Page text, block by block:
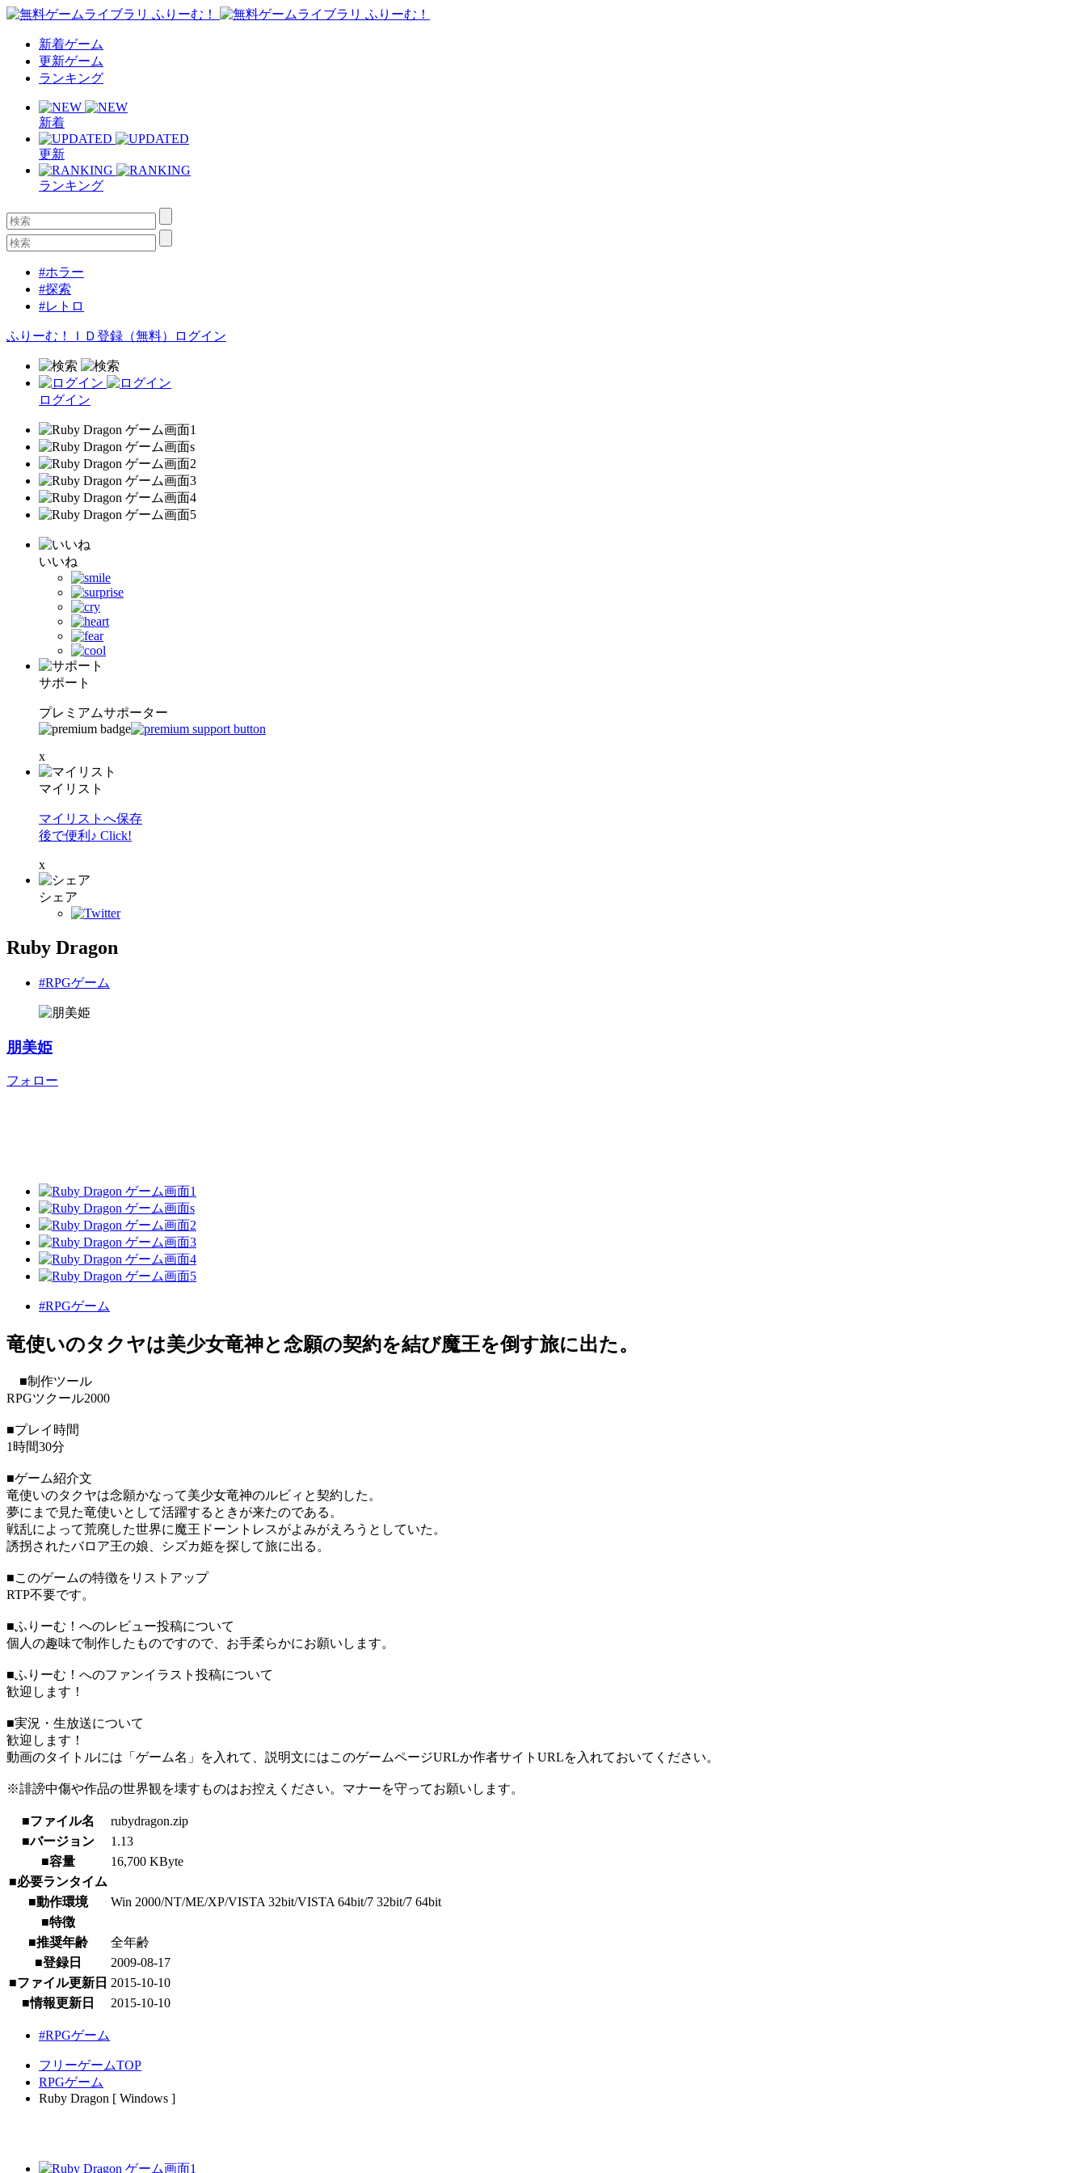
新着ゲーム
更新ゲーム
ランキング
新着
更新
ランキング
#ホラー
#探索
#レトロ
ふりーむ！ＩＤ登録（無料） ログイン
ログイン
いいね
サポート
プレミアムサポーター
x
マイリスト
マイリストへ保存
後で便利♪ Click!
x
シェア
Ruby Dragon
#RPGゲーム
朋美姫
フォロー
#RPGゲーム
竜使いのタクヤは美少女竜神と念願の契約を結び魔王を倒す旅に出た。
■制作ツール
RPGツクール2000
■プレイ時間
1時間30分
■ゲーム紹介文
竜使いのタクヤは念願かなって美少女竜神のルビィと契約した。
夢にまで見た竜使いとして活躍するときが来たのである。
戦乱によって荒廃した世界に魔王ドーントレスがよみがえろうとしていた。
誘拐されたバロア王の娘、シズカ姫を探して旅に出る。
■このゲームの特徴をリストアップ
RTP不要です。
■ふりーむ！へのレビュー投稿について
個人の趣味で制作したものですので、お手柔らかにお願いします。
■ふりーむ！へのファンイラスト投稿について
歓迎します！
■実況・生放送について
歓迎します！
動画のタイトルには「ゲーム名」を入れて、説明文にはこのゲームページURLか作者サイトURLを入れておいてください。
※誹謗中傷や作品の世界観を壊すものはお控えください。マナーを守ってお願いします。
■ファイル名
rubydragon.zip
■バージョン
1.13
■容量
16,700 KByte
■必要ランタイム
■動作環境
Win 2000/NT/ME/XP/VISTA 32bit/VISTA 64bit/7 32bit/7 64bit
■特徴
■推奨年齢
全年齢
■登録日
2009-08-17
■ファイル更新日 2015-10-10
■情報更新日
2015-10-10
#RPGゲーム
フリーゲームTOP
RPGゲーム
Ruby Dragon [ Windows ]